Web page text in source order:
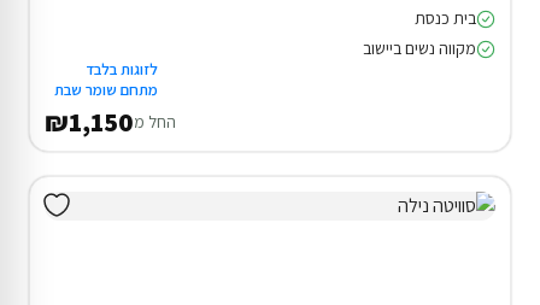
בית כנסת
מקווה נשים ביישוב
לזוגות בלבד
מתחם שומר שבת
החל מ₪1,150